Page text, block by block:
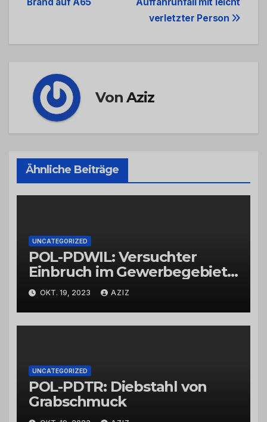
verletzter Person
VonAziz
Ähnliche Beiträge
UNCATEGORIZED
POL-PDWIL: Versuchter
Einbruch im Gewerbegebiet
Wittlich
OKT. 19, 2023 AZIZ
UNCATEGORIZED
POL-PDTR: Diebstahl von
Grabschmuck